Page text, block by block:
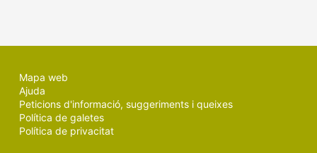
Mapa web
Ajuda
Peticions d'informació, suggeriments i queixes
Política de galetes
Política de privacitat